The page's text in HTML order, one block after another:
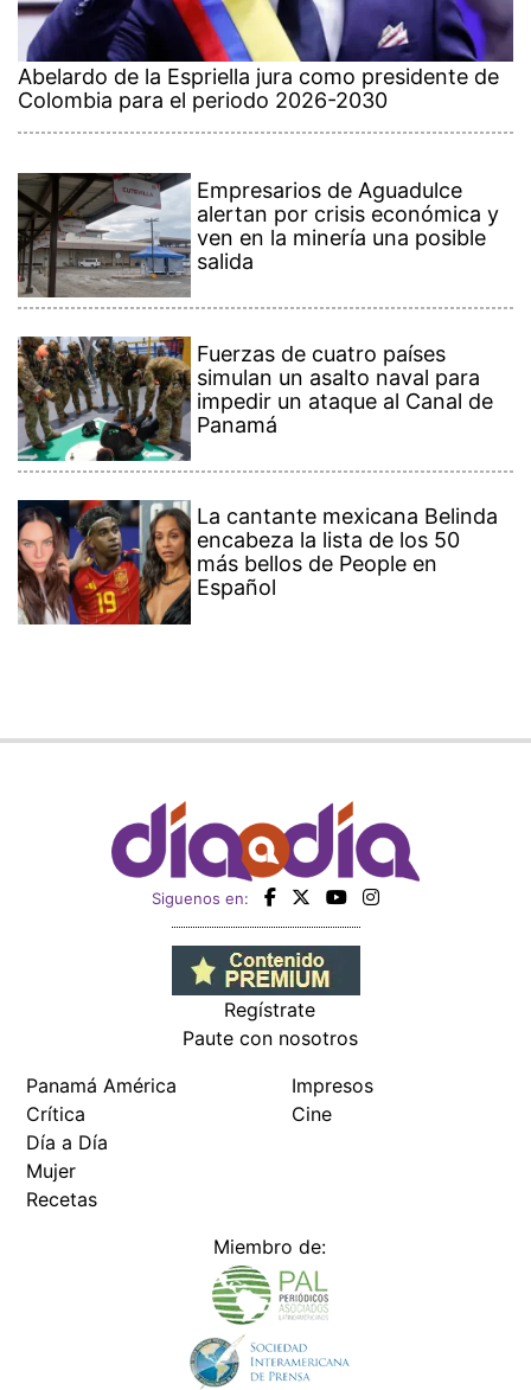
Abelardo de la Espriella jura como presidente de
Colombia para el periodo 2026-2030
Empresarios de Aguadulce
alertan por crisis económica y
ven en la minería una posible
salida
Fuerzas de cuatro países
simulan un asalto naval para
impedir un ataque al Canal de
Panamá
La cantante mexicana Belinda
encabeza la lista de los 50
más bellos de People en
Español
Siguenos en:
Regístrate
Paute con nosotros
Panamá América
Crítica
Día a Día
Mujer
Recetas
Impresos
Cine
Miembro de: